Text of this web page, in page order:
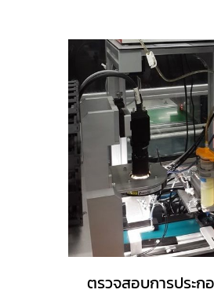
ตรวจสอบการประ